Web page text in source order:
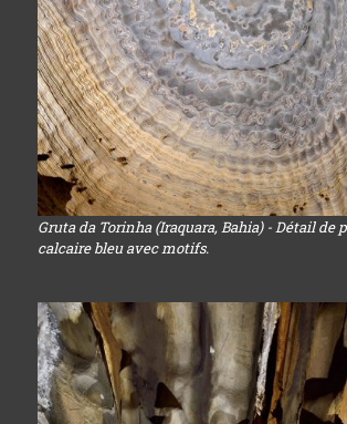
Gruta da Torinha (Iraquara, Bahia) - Détail de
calcaire bleu avec motifs.